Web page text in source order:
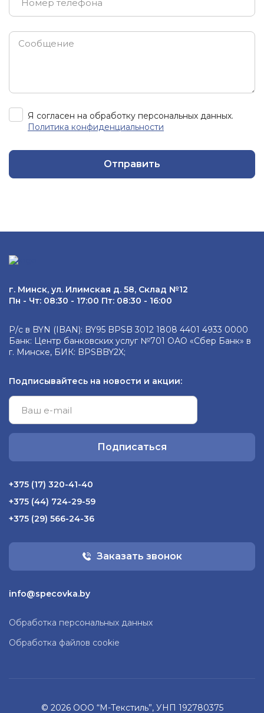
Я согласен на обработку персональных данных.
Политика конфиденциальности
Отправить
г. Минск, ул. Илимская д. 58, Склад №12
Пн - Чт: 08:30 - 17:00 Пт: 08:30 - 16:00
Р/с в BYN (IBAN): BY95 BPSB 3012 1808 4401 4933 0000
Банк: Центр банковских услуг №701 ОАО «Сбер Банк» в
г. Минске, БИК: BPSBBY2X;
Подписывайтесь на новости и акции:
Подписаться
+375 (17) 320-41-40
+375 (44) 724-29-59
+375 (29) 566-24-36
Заказать звонок
info@specovka.by
Обработка персональных данных
Обработка файлов cookie
© 2026 ООО “М-Текстиль”, УНП 192780375